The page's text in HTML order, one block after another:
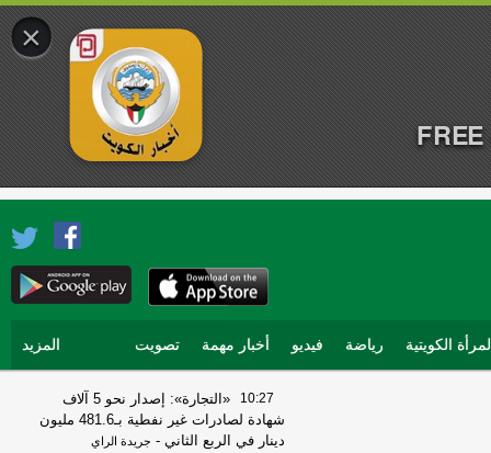
الكويتية رياضة فيديو أخبار مهمة تصويت المزيد
10:27
«التجارة»: إصدار نحو 5 آلاف
شهادة لصادرات غير نفطية بـ481.6 مليون
دينار في الربع الثاني - جريدة الراي
×